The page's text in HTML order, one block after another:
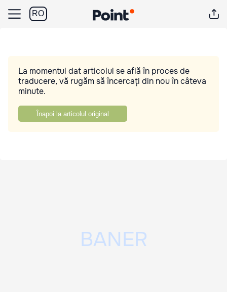
RO
La momentul dat articolul se află în proces de
traducere, vă rugăm să încercați din nou în câteva
minute.
Înapoi la articolul original